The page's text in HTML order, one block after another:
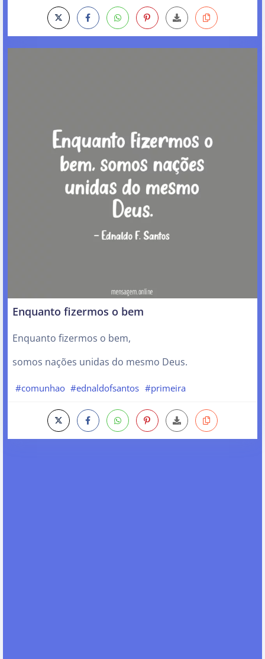
Enquanto fizermos o bem
Enquanto fizermos o bem,
somos nações unidas do mesmo Deus.
#comunhao #ednaldofsantos #primeira